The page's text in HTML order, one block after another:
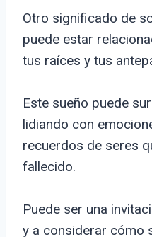
Otro significado de
puede estar
tus raíces y tus
Este sueño puede
lidiando con
recuerdos de seres
fallecido.
Puede ser una
y a considerar cómo